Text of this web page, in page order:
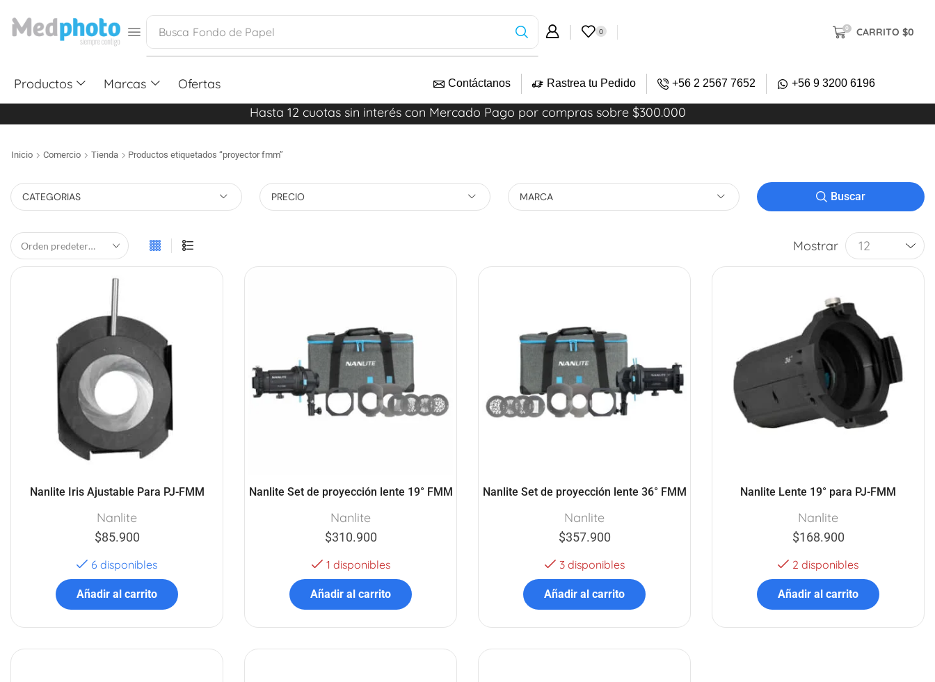
Busca Fondo de Papel 0 0 CARRITO $0
Productos Marcas Ofertas Contáctanos Rastrea tu Pedido +56 2 2567 7652 +56 9 3200 6196
Hasta 12 cuotas sin interés con Mercado Pago por compras sobre $300.000
Inicio Comercio Tienda Productos etiquetados “proyector fmm”
CATEGORIAS PRECIO MARCA Buscar
Mostrar
Nanlite Iris Ajustable Para PJ-FMM
Nanlite
$85.900
6 disponibles
Añadir al carrito
Nanlite Set de proyección lente 19° FMM
Nanlite
$310.900
1 disponibles
Añadir al carrito
Nanlite Set de proyección lente 36° FMM
Nanlite
$357.900
3 disponibles
Añadir al carrito
Nanlite Lente 19° para PJ-FMM
Nanlite
$168.900
2 disponibles
Añadir al carrito